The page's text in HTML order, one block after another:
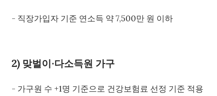
- 직장가입자 기준 연소득 약 7,500만 원 이하
2) 맞벌이∙다소득원 가구
- 가구원 수 +1명 기준으로 건강보험료 선정 기준 적용